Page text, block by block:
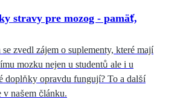
stravy pre mozog - pamäť,
zvedl zájem o suplementy, které mají
mozku nejen u studentů ale i u
doplňky opravdu fungují? To a další
v našem článku.